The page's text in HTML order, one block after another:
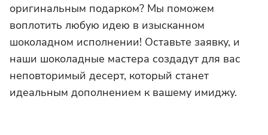
оригинальным подарком? Мы поможем
воплотить любую идею в изысканном
шоколадном исполнении! Оставьте заявку, и
наши шоколадные мастера создадут для вас
неповторимый десерт, который станет
идеальным дополнением к вашему имиджу.